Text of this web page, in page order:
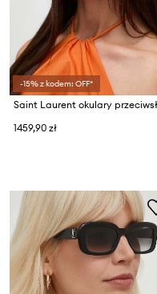
-15% z kodem: OFF*
1459,90 zł